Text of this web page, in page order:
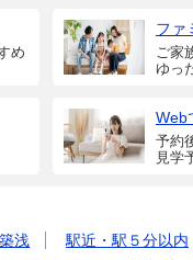
め
ファ
ご家
ゆっ
Web
予約
見学
浅 駅近・駅５分以内